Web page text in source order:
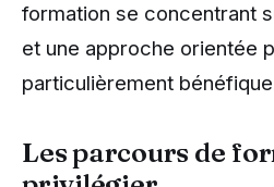
formation se concentrant
et une approche orientée
particulièrement
Les parcours de